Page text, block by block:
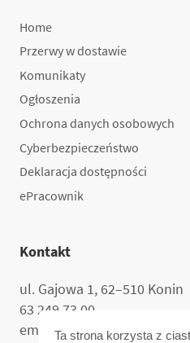
Ta strona korzysta z
Home
Przerwy w dostawie
Komunikaty
Ogłoszenia
Ochrona danych osobowych
Cyberbezpieczeństwo
Deklaracja dostępności
ePracownik
Kontakt
ul. Gajowa 1, 62–510 Konin
63 249 73 00
email: